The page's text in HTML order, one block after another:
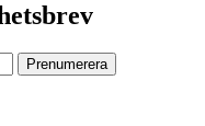
Prenumerera